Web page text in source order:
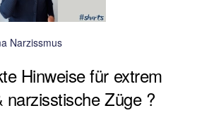
Narzissmus
Hinweise für extrem
narzisstische Züge ?